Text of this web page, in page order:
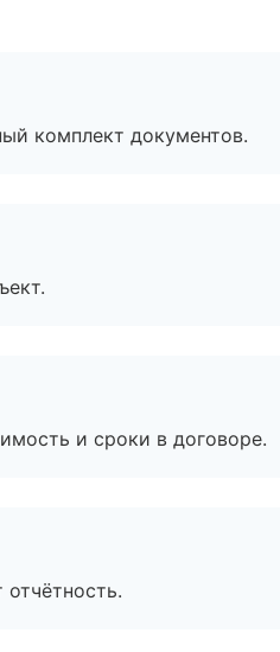
комплект документов.
и сроки в договоре.